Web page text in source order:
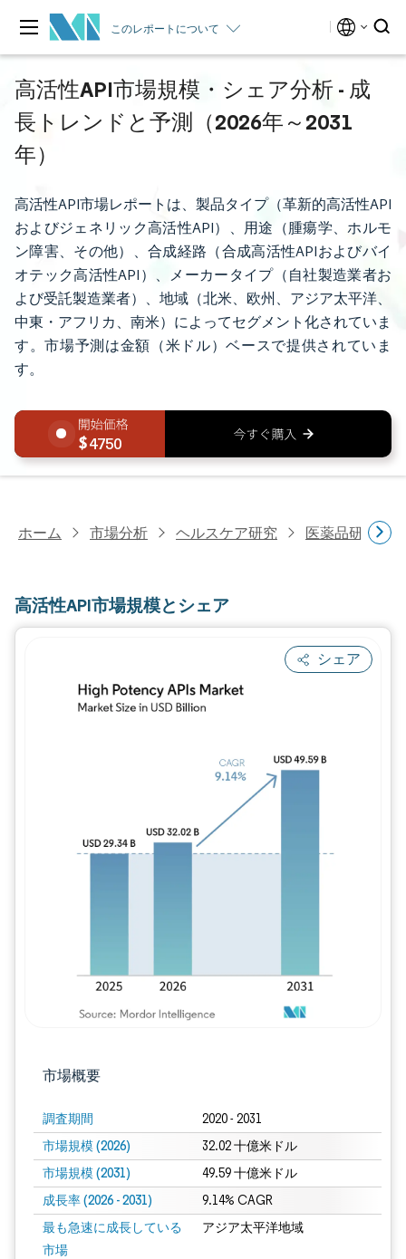
このレポートについて
高活性API市場規模・シェア分析 - 成
長トレンドと予測（2026年～2031
年）
高活性API市場レポートは、製品タイプ（革新的高活性API
およびジェネリック高活性API）、用途（腫瘍学、ホルモ
ン障害、その他）、合成経路（合成高活性APIおよびバイ
オテック高活性API）、メーカータイプ（自社製造業者お
よび受託製造業者）、地域（北米、欧州、アジア太平洋、
中東・アフリカ、南米）によってセグメント化されていま
す。市場予測は金額（米ドル）ベースで提供されていま
す。
4750
ホーム 市場分析 ヘルスケア研究 医薬品研究
高活性API市場規模とシェア
シェア
市場概要
調査期間 2020 - 2031
市場規模 (2026) 32.02 十億米ドル
市場規模 (2031) 49.59 十億米ドル
成長率 (2026 - 2031) 9.14% CAGR
最も急速に成長している
市場
アジア太平洋地域